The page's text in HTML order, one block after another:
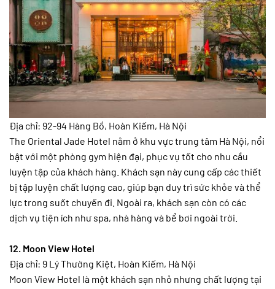
Địa chỉ: 92-94 Hàng Bồ, Hoàn Kiếm, Hà Nội
The Oriental Jade Hotel nằm ở khu vực trung tâm Hà Nội, nổi
bật với một phòng gym hiện đại, phục vụ tốt cho nhu cầu
luyện tập của khách hàng. Khách sạn này cung cấp các thiết
bị tập luyện chất lượng cao, giúp bạn duy trì sức khỏe và thể
lực trong suốt chuyến đi. Ngoài ra, khách sạn còn có các
dịch vụ tiện ích như spa, nhà hàng và bể bơi ngoài trời.
12. Moon View Hotel
Địa chỉ: 9 Lý Thường Kiệt, Hoàn Kiếm, Hà Nội
Moon View Hotel là một khách sạn nhỏ nhưng chất lượng tại